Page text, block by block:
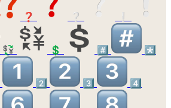
❓ ❔ ❕
💱 💲 #️⃣ *️⃣
2️⃣ 3️⃣ 4️⃣